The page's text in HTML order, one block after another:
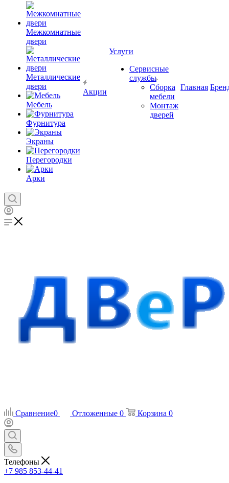
Межкомнатные
двери
Металлические
двери
Мебель
Фурнитура
Экраны
Перегородки
Арки
Акции
Услуги
Сервисные
службы
Сборка
мебели
Монтаж
дверей
Главная
Сравнение0 Отложенные 0 Корзина 0
Телефоны
+7 985 853-44-41